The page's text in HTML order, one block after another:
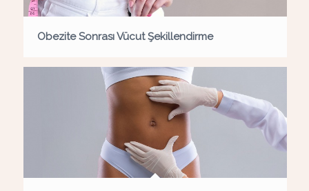
Obezite Sonrası Vücut Şekillendirme